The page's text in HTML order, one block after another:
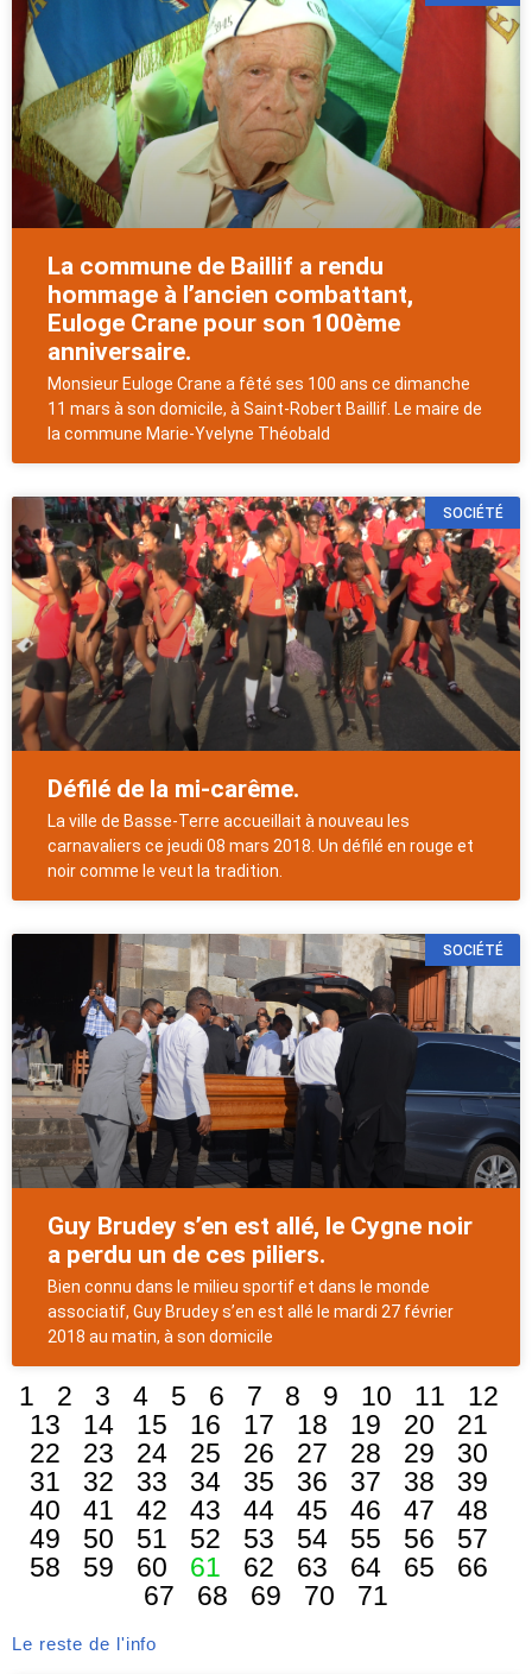
La commune de Baillif a rendu
hommage à l’ancien combattant,
Euloge Crane pour son 100ème
anniversaire.
Monsieur Euloge Crane a fêté ses 100 ans ce dimanche
11 mars à son domicile, à Saint-Robert Baillif. Le maire de
la commune Marie-Yvelyne Théobald
SOCIÉTÉ
Défilé de la mi-carême.
La ville de Basse-Terre accueillait à nouveau les
carnavaliers ce jeudi 08 mars 2018. Un défilé en rouge et
noir comme le veut la tradition.
SOCIÉTÉ
Guy Brudey s’en est allé, le Cygne noir
a perdu un de ces piliers.
Bien connu dans le milieu sportif et dans le monde
associatif, Guy Brudey s’en est allé le mardi 27 février
2018 au matin, à son domicile
1 2 3 4 5 6 7 8 9 10 11
12
13
14 15 16 17 18 19 20
21
22
23 24 25 26 27 28 29
30
31
32 33 34 35 36 37 38
39
40
41 42 43 44 45 46 47
48
49
50 51 52 53 54 55 56
57
58
59 60 61 62 63 64 65
66
67
68 69 70 71
Le reste de l'info